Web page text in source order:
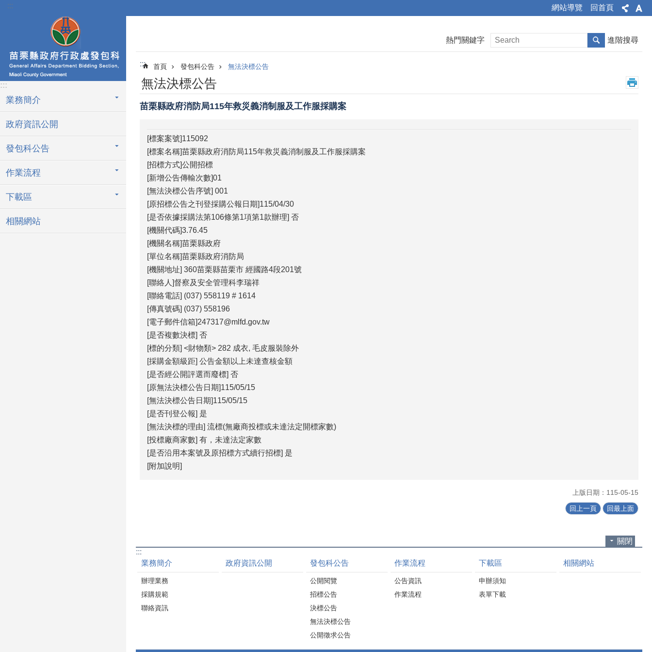
跳到主要內容區塊
::: 網站導覽 回首頁
:::
業務簡介
政府資訊公開
發包科公告
作業流程
下載區
相關網站
熱門關鍵字 進階搜尋
::: 首頁 發包科公告 無法決標公告
無法決標公告
苗栗縣政府消防局115年救災義消制服及工作服採購案
[標案案號]115092
[標案名稱]苗栗縣政府消防局115年救災義消制服及工作服採購案
[招標方式]公開招標
[新增公告傳輸次數]01
[無法決標公告序號] 001
[原招標公告之刊登採購公報日期]115/04/30
[是否依據採購法第106條第1項第1款辦理] 否
[機關代碼]3.76.45
[機關名稱]苗栗縣政府
[單位名稱]苗栗縣政府消防局
[機關地址] 360苗栗縣苗栗市 經國路4段201號
[聯絡人]督察及安全管理科李瑞祥
[聯絡電話] (037) 558119 # 1614
[傳真號碼] (037) 558196
[電子郵件信箱]247317@mlfd.gov.tw
[是否複數決標] 否
[標的分類] <財物類> 282 成衣, 毛皮服裝除外
[採購金額級距] 公告金額以上未達查核金額
[是否經公開評選而廢標] 否
[原無法決標公告日期]115/05/15
[無法決標公告日期]115/05/15
[是否刊登公報] 是
[無法決標的理由] 流標(無廠商投標或未達法定開標家數)
[投標廠商家數] 有，未達法定家數
[是否沿用本案號及原招標方式續行招標] 是
[附加說明]
上版日期：115-05-15
回上一頁 回最上面
關閉
:::
業務簡介
辦理業務
採購規範
聯絡資訊
政府資訊公開 發包科公告
公開閱覽
招標公告
決標公告
無法決標公告
公開徵求公告
作業流程
公告資訊
作業流程
下載區
申辦須知
表單下載
相關網站